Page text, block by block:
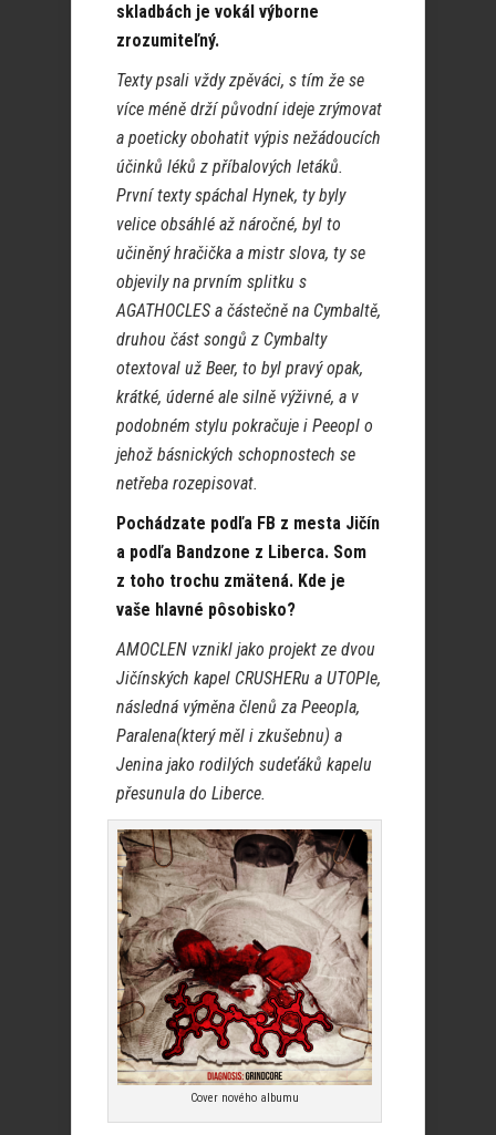
skladbách je vokál výborne
zrozumiteľný.
Texty psali vždy zpěváci, s tím že se
více méně drží původní ideje zrýmovat
a poeticky obohatit výpis nežádoucích
účinků léků z příbalových letáků.
První texty spáchal Hynek, ty byly
velice obsáhlé až náročné, byl to
učiněný hračička a mistr slova, ty se
objevily na prvním splitku s
AGATHOCLES a částečně na Cymbaltě,
druhou část songů z Cymbalty
otextoval už Beer, to byl pravý opak,
krátké, úderné ale silně výživné, a v
podobném stylu pokračuje i Peeopl o
jehož básnických schopnostech se
netřeba rozepisovat.
Pochádzate podľa FB z mesta Jičín
a podľa Bandzone z Liberca. Som
z toho trochu zmätená. Kde je
vaše hlavné pôsobisko?
AMOCLEN vznikl jako projekt ze dvou
Jičínských kapel CRUSHERu a UTOPIe,
následná výměna členů za Peeopla,
Paralena(který měl i zkušebnu) a
Jenina jako rodilých sudeťáků kapelu
přesunula do Liberce.
Cover nového albumu